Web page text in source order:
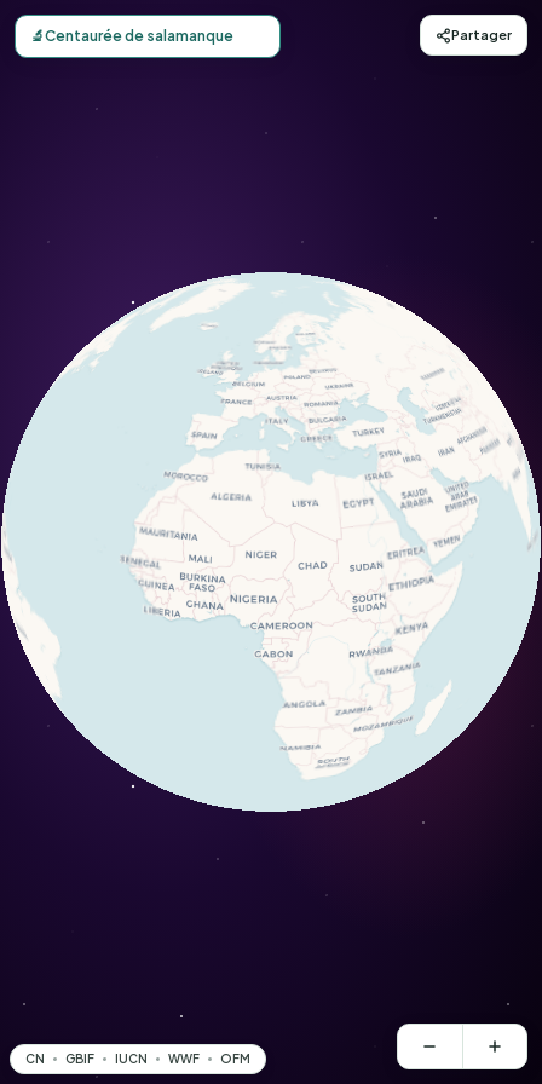
Carte d'observation du Centaurée de salamanque
🔬Centaurée de salamanque Partager
CN GBIF IUCN WWF OFM